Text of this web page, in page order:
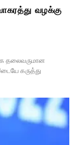
வழக்கு
தலைவருமான
கருத்து